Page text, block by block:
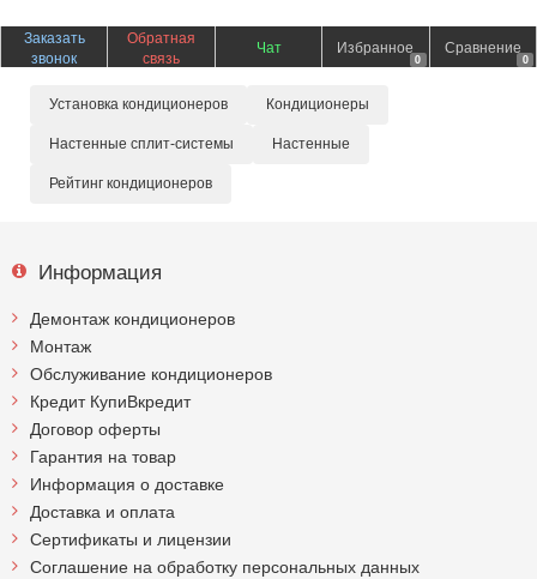
Заказать
звонок
Обратная
связь
Чат Избранное
0
Сравнение
0
Установка кондиционеров Кондиционеры
Настенные сплит-системы Настенные
Рейтинг кондиционеров
Информация
Демонтаж кондиционеров
Монтаж
Обслуживание кондиционеров
Кредит КупиВкредит
Договор оферты
Гарантия на товар
Информация о доставке
Доставка и оплата
Сертификаты и лицензии
Соглашение на обработку персональных данных